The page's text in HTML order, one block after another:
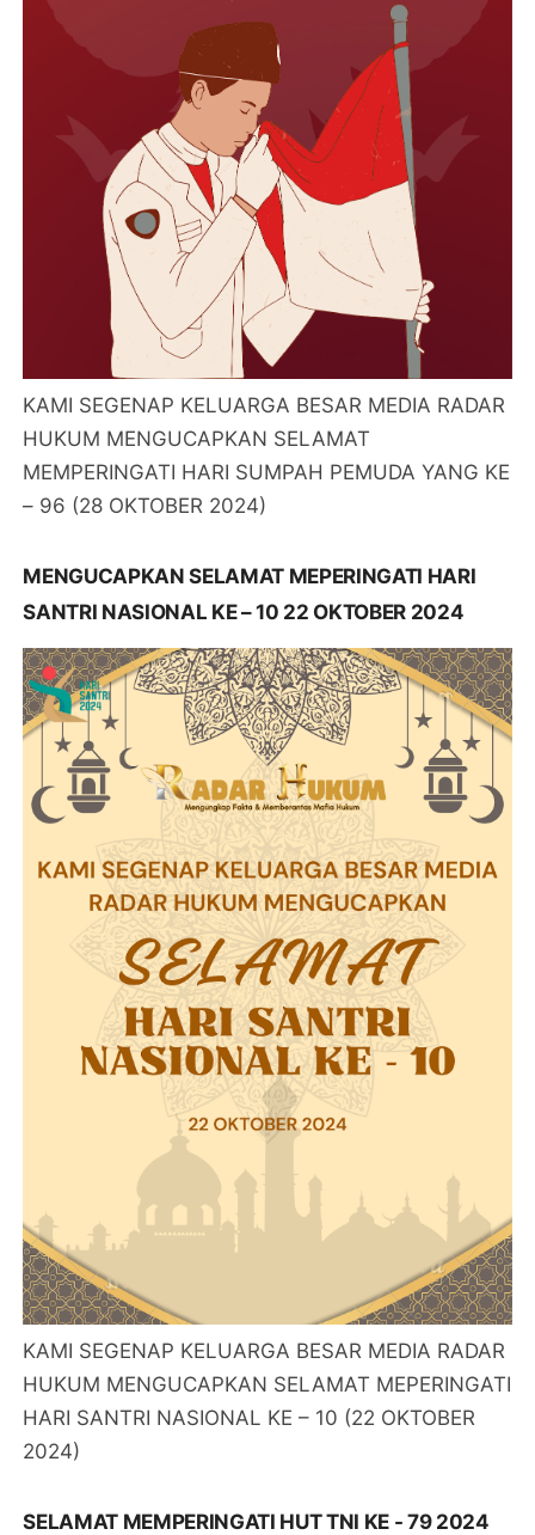
KAMI SEGENAP KELUARGA BESAR MEDIA RADAR
HUKUM MENGUCAPKAN SELAMAT
MEMPERINGATI HARI SUMPAH PEMUDA YANG KE
– 96 (28 OKTOBER 2024)
MENGUCAPKAN SELAMAT MEPERINGATI HARI
SANTRI NASIONAL KE – 10 22 OKTOBER 2024
KAMI SEGENAP KELUARGA BESAR MEDIA RADAR
HUKUM MENGUCAPKAN SELAMAT MEPERINGATI
HARI SANTRI NASIONAL KE – 10 (22 OKTOBER
2024)
SELAMAT MEMPERINGATI HUT TNI KE - 79 2024